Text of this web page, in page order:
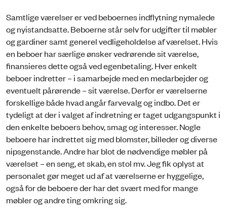
Samtlige værelser er ved beboernes indflytning nymalede
og nyistandsatte. Beboerne står selv for udgifter til møbler
og gardiner samt generel vedligeholdelse af værelset. Hvis
en beboer har særlige ønsker vedrørende sit værelse,
finansieres dette også ved egenbetaling. Hver enkelt
beboer indretter – i samarbejde med en medarbejder og
eventuelt pårørende – sit værelse. Derfor er værelserne
forskellige både hvad angår farvevalg og indbo. Det er
tydeligt at der i valget af indretning er taget udgangspunkt i
den enkelte beboers behov, smag og interesser. Nogle
beboere har indrettet sig med blomster, billeder og diverse
nipsgenstande. Andre har blot de nødvendige møbler på
værelset – en seng, et skab, en stol mv. Jeg fik oplyst at
personalet gør meget ud af at værelserne er hyggelige,
også for de beboere der har det svært med for mange
møbler og andre ting omkring sig.